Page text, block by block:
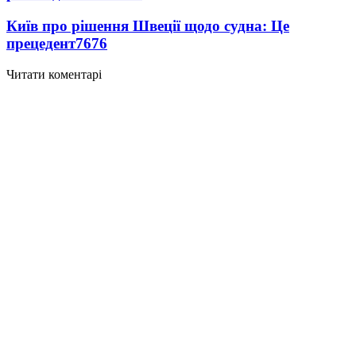
Київ про рішення Швеції щодо судна: Це
прецедент7676
Читати коментарі